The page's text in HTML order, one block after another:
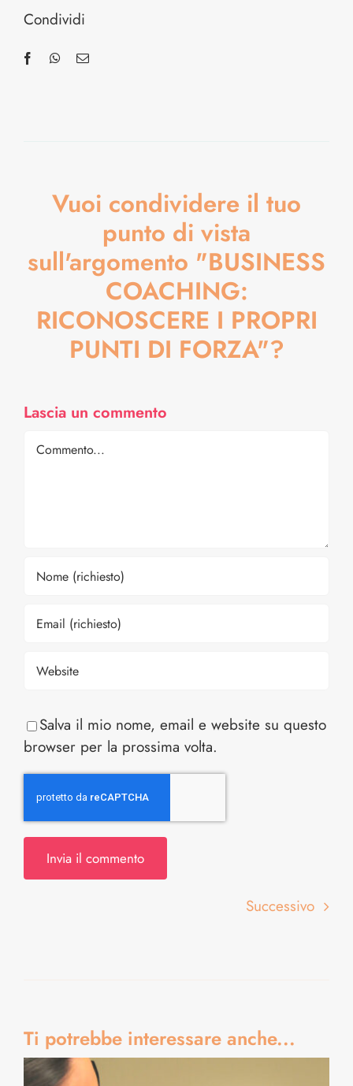
Condividi
Vuoi condividere il tuo
punto di vista
sull'argomento "BUSINESS
COACHING:
RICONOSCERE I PROPRI
PUNTI DI FORZA"?
Lascia un commento
Comment
Salva il mio nome, email e website su questo
browser per la prossima volta.
Successivo
Ti potrebbe interessare anche...